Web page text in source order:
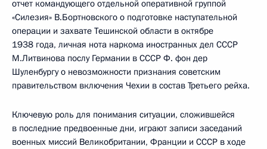
отчет командующего отдельной оперативной группой
«Силезия» В.Бортновского о подготовке наступательной
операции и захвате Тешинской области в октябре
1938 года, личная нота наркома иностранных дел СССР
М.Литвинова послу Германии в СССР Ф. фон дер
Шуленбургу о невозможности признания советским
правительством включения Чехии в состав Третьего рейха.
Ключевую роль для понимания ситуации, сложившейся
в последние предвоенные дни, играют записи заседаний
военных миссий Великобритании, Франции и СССР в ходе